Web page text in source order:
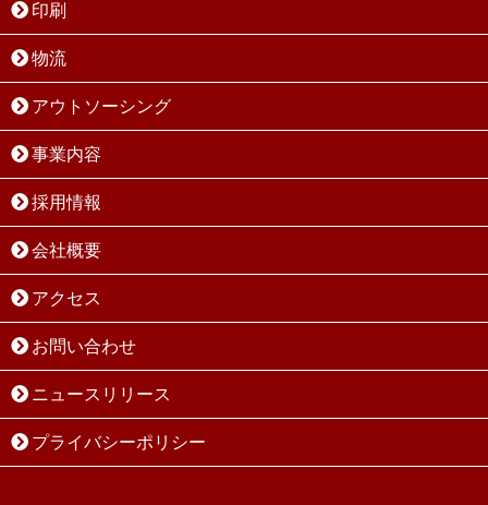
印刷
物流
アウトソーシング
事業内容
採用情報
会社概要
アクセス
お問い合わせ
ニュースリリース
プライバシーポリシー